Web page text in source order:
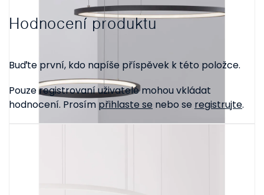
Hodnocení produktu
Buďte první, kdo napíše příspěvek k této položce.
Pouze registrovaní uživatelé mohou vkládat
hodnocení. Prosím přihlaste se nebo se registrujte.